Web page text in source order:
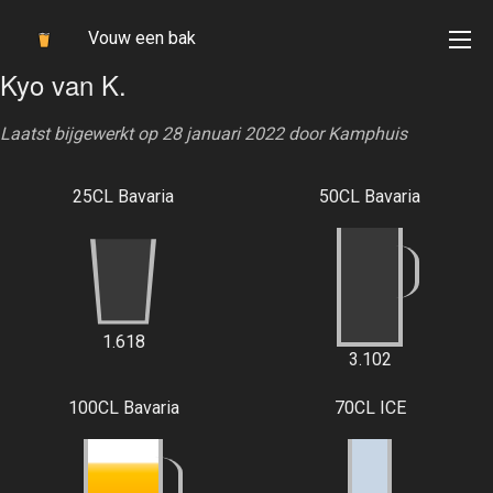
Vouw een bak
Kyo van K.
Laatst bijgewerkt op 28 januari 2022 doorKamphuis
25CL Bavaria
1.618
50CL Bavaria
3.102
100CL Bavaria 70CL ICE